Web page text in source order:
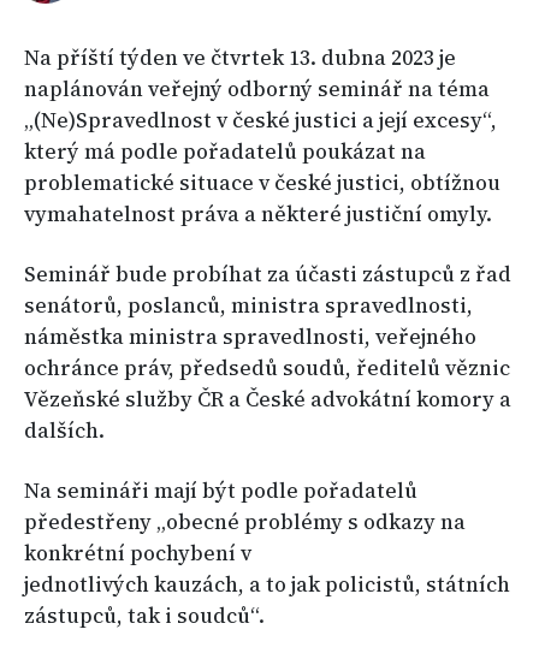
Na příští týden ve čtvrtek 13. dubna 2023 je
naplánován veřejný odborný seminář na téma
„(Ne)Spravedlnost v české justici a její excesy“,
který má podle pořadatelů poukázat na
problematické situace v české justici, obtížnou
vymahatelnost práva a některé justiční omyly.
Seminář bude probíhat za účasti zástupců z řad
senátorů, poslanců, ministra spravedlnosti,
náměstka ministra spravedlnosti, veřejného
ochránce práv, předsedů soudů, ředitelů věznic
Vězeňské služby ČR a České advokátní komory a
dalších.
Na semináři mají být podle pořadatelů
předestřeny „obecné problémy s odkazy na
konkrétní pochybení v
jednotlivých kauzách, a to jak policistů, státních
zástupců, tak i soudců“.